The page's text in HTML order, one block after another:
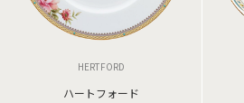
HERTFORD
ハートフォード